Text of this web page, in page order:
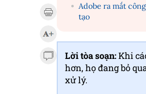
Adobe ra mắt
tạo
Lời tòa soạn:Khi
hơn, họ đang bỏ
xử lý.